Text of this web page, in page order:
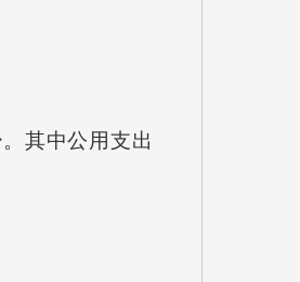
其中公用支出